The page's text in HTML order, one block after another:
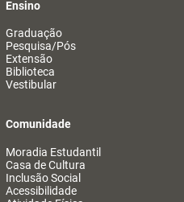
Ensino
Graduação
Pesquisa/Pós
Extensão
Biblioteca
Vestibular
Comunidade
Moradia Estudantil
Casa de Cultura
Inclusão Social
Acessibilidade